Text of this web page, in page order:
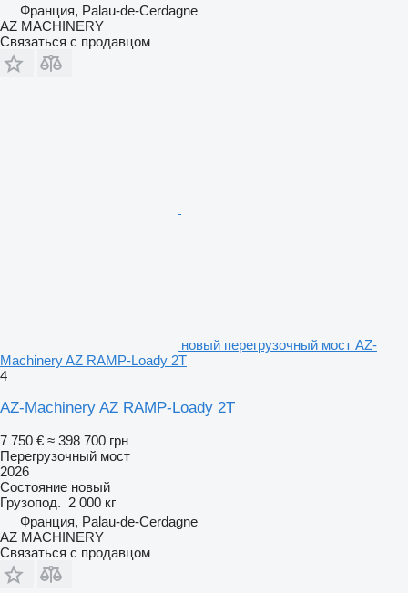
Франция, Palau-de-Cerdagne
AZ MACHINERY
Связаться с продавцом
новый перегрузочный мост AZ-
Machinery AZ RAMP-Loady 2T
4
AZ-Machinery AZ RAMP-Loady 2T
7 750 € ≈ 398 700 грн
Перегрузочный мост
2026
Состояние новый
Грузопод. 2 000 кг
Франция, Palau-de-Cerdagne
AZ MACHINERY
Связаться с продавцом